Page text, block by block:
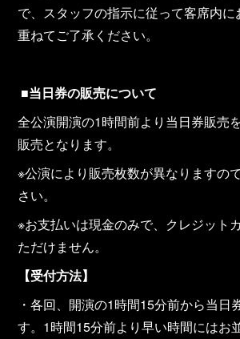
で、スタッフの指示に従って客席内に
重ねてご了承ください。
■当日券の販売について
全公演開演の1時間前より当日券販売
販売となります。
※公演により販売枚数が異なりますの
さい。
※お支払いは現金のみで、クレジット
ただけません。
【受付方法】
・各回、開演の1時間15分前から当日
す。1時間15分前より早い時間にはお